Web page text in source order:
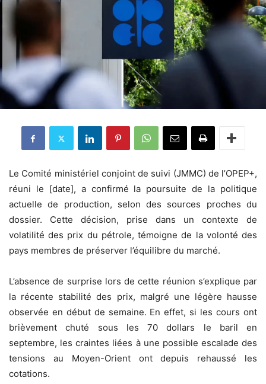
Le Comité ministériel conjoint de suivi (JMMC) de l’OPEP+,
réuni le [date], a confirmé la poursuite de la politique
actuelle de production, selon des sources proches du
dossier. Cette décision, prise dans un contexte de
volatilité des prix du pétrole, témoigne de la volonté des
pays membres de préserver l’équilibre du marché.
L’absence de surprise lors de cette réunion s’explique par
la récente stabilité des prix, malgré une légère hausse
observée en début de semaine. En effet, si les cours ont
brièvement chuté sous les 70 dollars le baril en
septembre, les craintes liées à une possible escalade des
tensions au Moyen-Orient ont depuis rehaussé les
cotations.